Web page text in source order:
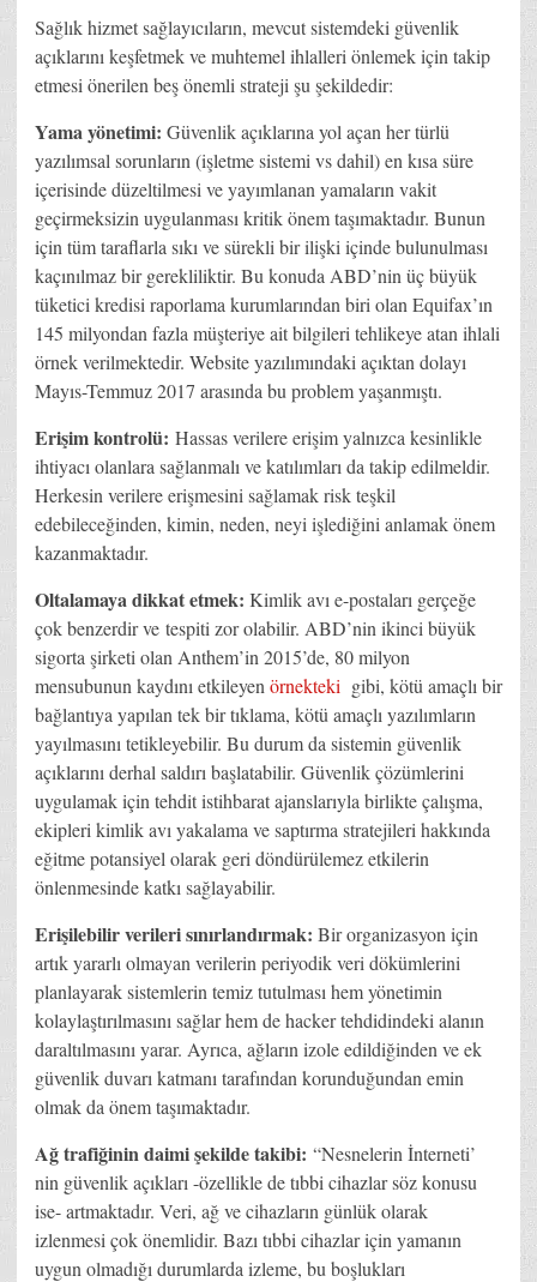
Sağlık hizmet sağlayıcıların, mevcut sistemdeki güvenlik
açıklarını keşfetmek ve muhtemel ihlalleri önlemek için takip
etmesi önerilen beş önemli strateji şu şekildedir:
Yama yönetimi: Güvenlik açıklarına yol açan her türlü
yazılımsal sorunların (işletme sistemi vs dahil) en kısa süre
içerisinde düzeltilmesi ve yayımlanan yamaların vakit
geçirmeksizin uygulanması kritik önem taşımaktadır. Bunun
için tüm taraflarla sıkı ve sürekli bir ilişki içinde bulunulması
kaçınılmaz bir gerekliliktir. Bu konuda ABD’nin üç büyük
tüketici kredisi raporlama kurumlarından biri olan Equifax’ın
145 milyondan fazla müşteriye ait bilgileri tehlikeye atan ihlali
örnek verilmektedir. Website yazılımındaki açıktan dolayı
Mayıs-Temmuz 2017 arasında bu problem yaşanmıştı.
Erişim kontrolü: Hassas verilere erişim yalnızca kesinlikle
ihtiyacı olanlara sağlanmalı ve katılımları da takip edilmeldir.
Herkesin verilere erişmesini sağlamak risk teşkil
edebileceğinden, kimin, neden, neyi işlediğini anlamak önem
kazanmaktadır.
Oltalamaya dikkat etmek: Kimlik avı e-postaları gerçeğe
çok benzerdir ve tespiti zor olabilir. ABD’nin ikinci büyük
sigorta şirketi olan Anthem’in 2015’de, 80 milyon
mensubunun kaydını etkileyen örnekteki gibi, kötü amaçlı bir
bağlantıya yapılan tek bir tıklama, kötü amaçlı yazılımların
yayılmasını tetikleyebilir. Bu durum da sistemin güvenlik
açıklarını derhal saldırı başlatabilir. Güvenlik çözümlerini
uygulamak için tehdit istihbarat ajanslarıyla birlikte çalışma,
ekipleri kimlik avı yakalama ve saptırma stratejileri hakkında
eğitme potansiyel olarak geri döndürülemez etkilerin
önlenmesinde katkı sağlayabilir.
Erişilebilir verileri sınırlandırmak: Bir organizasyon için
artık yararlı olmayan verilerin periyodik veri dökümlerini
planlayarak sistemlerin temiz tutulması hem yönetimin
kolaylaştırılmasını sağlar hem de hacker tehdidindeki alanın
daraltılmasını yarar. Ayrıca, ağların izole edildiğinden ve ek
güvenlik duvarı katmanı tarafından korunduğundan emin
olmak da önem taşımaktadır.
Ağ trafiğinin daimi şekilde takibi: “Nesnelerin İnterneti’
nin güvenlik açıkları -özellikle de tıbbi cihazlar söz konusu
ise- artmaktadır. Veri, ağ ve cihazların günlük olarak
izlenmesi çok önemlidir. Bazı tıbbi cihazlar için yamanın
uygun olmadığı durumlarda izleme, bu boşlukları